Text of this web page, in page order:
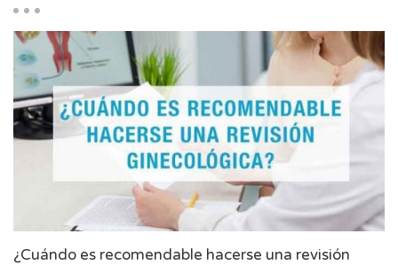
¿Cuándo es recomendable hacerse una revisión